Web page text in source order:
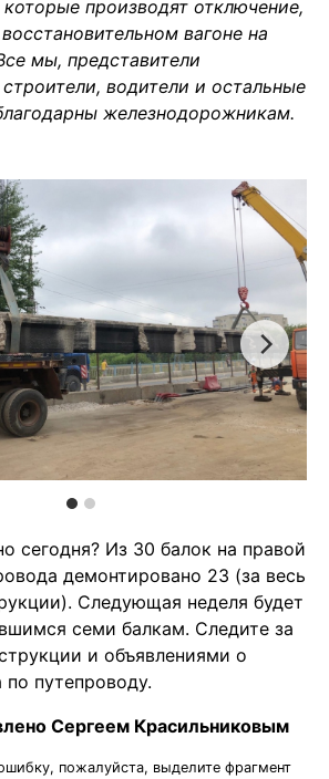
производят отключение,
вагоне на
мы, представители
строители, водители и остальные
железнодорожникам.
сегодня? Из 30 балок на правой
демонтировано 23 (за весь
Следующая неделя будет
семи балкам. Следите за
и объявлениями о
путепроводу.
Сергеем Красильниковым
пожалуйста, выделите фрагмент